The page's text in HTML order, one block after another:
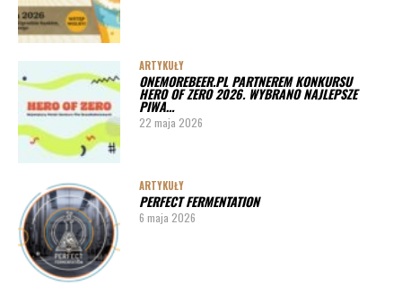
ARTYKUŁY
Pędy chmielu – danie ekskluzywne
PORADY
Jak działa instalacja do wyszynku piwa w barze
ARTYKUŁY
ONEMOREBEER.PL PARTNEREM KONKURSU
HERO OF ZERO 2026. WYBRANO NAJLEPSZE
PIWA…
22 maja 2026
ARTYKUŁY
PERFECT FERMENTATION
6 maja 2026